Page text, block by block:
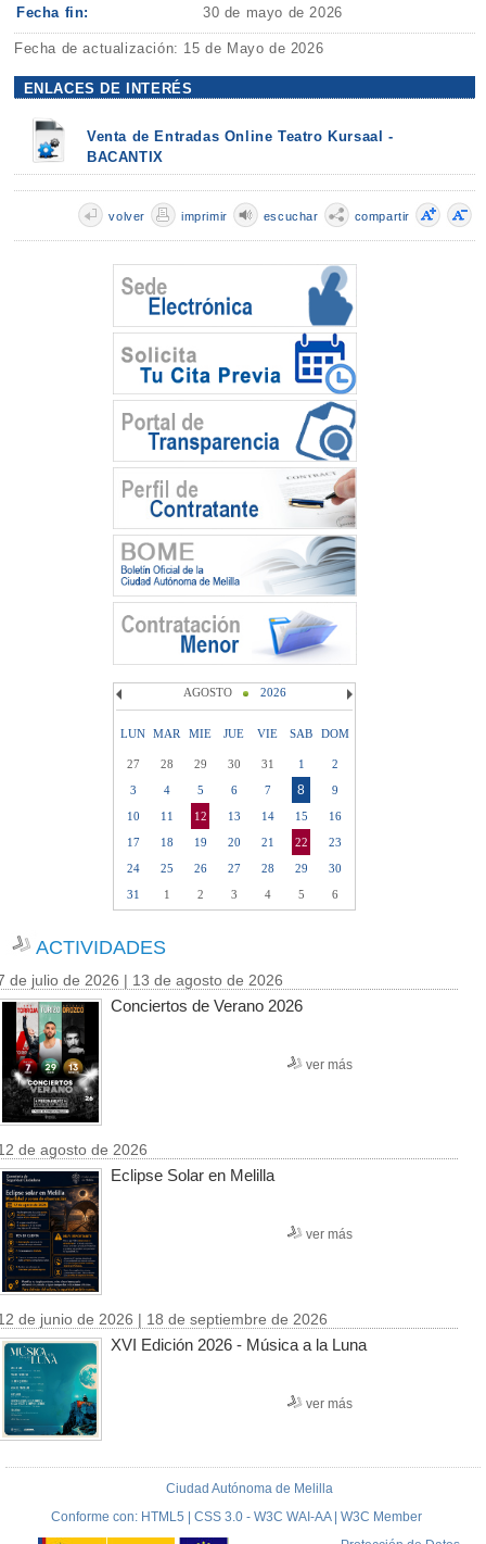
Fecha fin: 30 de mayo de 2026
Fecha de actualización: 15 de Mayo de 2026
ENLACES DE INTERÉS
Venta de Entradas Online Teatro Kursaal -
BACANTIX
compartir
escuchar
imprimir
volver
AGOSTO 2026
LUN MAR MIE JUE VIE SAB DOM
27 28 29 30 31 1
2
3
4 5 6 7 8
9
10
11 12 13 14 15
16
17
18 19 20 21 22
23
24
25 26 27 28 29
30
31
1 2 3 4 5 6
ACTIVIDADES
de julio de 2026 | 13 de agosto de 2026
Conciertos de Verano 2026
ver más
de agosto de 2026
Eclipse Solar en Melilla
ver más
de junio de 2026 | 18 de septiembre de 2026
XVI Edición 2026 - Música a la Luna
ver más
Ciudad Autónoma de Melilla
Conforme con: HTML5 | CSS 3.0 - W3C WAI-AA | W3C Member